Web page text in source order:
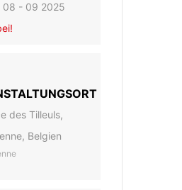
08 - 09 2025
des Tilleuls,
Belgien